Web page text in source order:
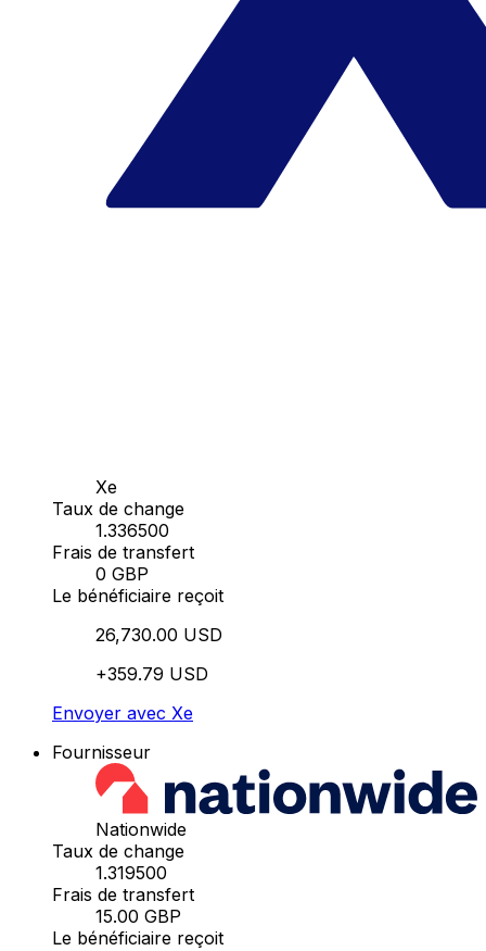
Xe
Taux de change
1.336500
Frais de transfert
0 GBP
Le bénéficiaire reçoit
26,730.00 USD
+359.79 USD
Envoyer avec Xe
Fournisseur
Nationwide
Taux de change
1.319500
Frais de transfert
15.00 GBP
Le bénéficiaire reçoit